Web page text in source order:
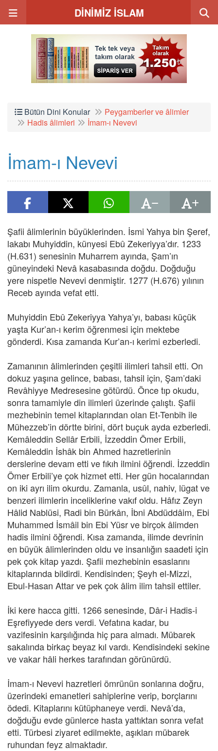
DİNİMİZ İSLAM
Bütün Dini Konular
Peygamberler ve âlimler
Hadis âlimleri
İmam-ı Nevevi
İmam-ı Nevevi
Şafii âlimlerinin büyüklerinden. İsmi Yahya bin Şeref,
lakabı Muhyiddin, künyesi Ebû Zekeriyya’dır. 1233
(H.631) senesinin Muharrem ayında, Şam’ın
güneyindeki Nevâ kasabasında doğdu. Doğduğu
yere nispetle Nevevi denmiştir. 1277 (H.676) yılının
Receb ayında vefat etti.
Muhyiddin Ebû Zekeriyya Yahya’yı, babası küçük
yaşta Kur’an-ı kerim öğrenmesi için mektebe
gönderdi. Kısa zamanda Kur’an-ı kerimi ezberledi.
Zamanının âlimlerinden çeşitli ilimleri tahsil etti. On
dokuz yaşına gelince, babası, tahsil için, Şam’daki
Revâhiyye Medresesine götürdü. Önce tıp okudu,
sonra tamamiyle din ilimleri üzerinde çalıştı. Şafii
mezhebinin temel kitaplarından olan Et-Tenbih ile
Mühezzeb’in dörtte birini, dört buçuk ayda ezberledi.
Kemâleddin Sellâr Erbili, İzzeddin Ömer Erbili,
Kemâleddin İshâk bin Ahmed hazretlerinin
derslerine devam etti ve fıkıh ilmini öğrendi. İzzeddin
Ömer Erbili’ye çok hizmet etti. Her gün hocalarından
on iki ayrı ilim okurdu. Zamanla, usûl, nahiv, lügat ve
benzeri ilimlerin inceliklerine vakıf oldu. Hâfız Zeyn
Hâlid Nablüsi, Radi bin Bürkân, İbni Abdüddâim, Ebi
Muhammed İsmâil bin Ebi Yüsr ve birçok âlimden
hadis ilmini öğrendi. Kısa zamanda, ilimde devrinin
en büyük âlimlerinden oldu ve insanlığın saadeti için
pek çok kitap yazdı. Şafii mezhebinin esaslarını
kitaplarında bildirdi. Kendisinden; Şeyh el-Mizzi,
Ebul-Hasan Attar ve pek çok âlim ilim tahsil ettiler.
İki kere hacca gitti. 1266 senesinde, Dâr-i Hadis-i
Eşrefiyyede ders verdi. Vefatına kadar, bu
vazifesinin karşılığında hiç para almadı. Mübarek
sakalında birkaç beyaz kıl vardı. Kendisindeki sekine
ve vakar hâli herkes tarafından görünürdü.
İmam-ı Nevevi hazretleri ömrünün sonlarına doğru,
üzerindeki emanetleri sahiplerine verip, borçlarını
ödedi. Kitaplarını kütüphaneye verdi. Nevâ’da,
doğduğu evde günlerce hasta yattıktan sonra vefat
etti. Türbesi ziyaret edilmekte, aşıkları mübarek
ruhundan feyz almaktadır.